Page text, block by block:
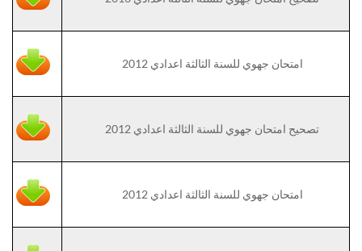
امتحان جهوي للسنة الثالثة اعدادي 2012
تصحيح امتحان جهوي للسنة الثالثة اعدادي 2012
امتحان جهوي للسنة الثالثة اعدادي 2012